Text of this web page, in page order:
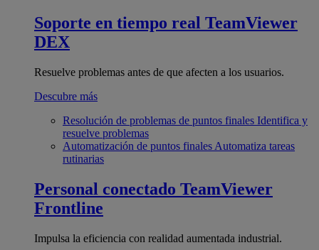
Soporte en tiempo real TeamViewer
DEX
Resuelve problemas antes de que afecten a los usuarios.
Descubre más
Resolución de problemas de puntos finales Identifica y
resuelve problemas
Automatización de puntos finales Automatiza tareas
rutinarias
Personal conectado TeamViewer
Frontline
Impulsa la eficiencia con realidad aumentada industrial.